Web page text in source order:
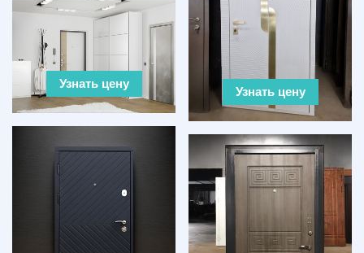
Узнать цену
Узнать цену